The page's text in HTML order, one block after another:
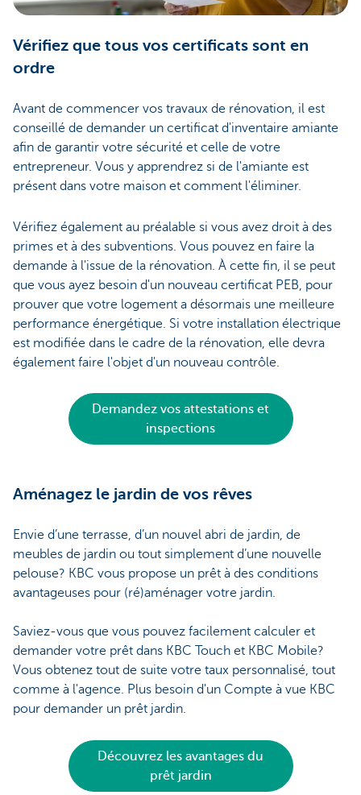
Vérifiez que tous vos certificats sont en
ordre
Avant de commencer vos travaux de rénovation, il est
conseillé de demander un certificat d'inventaire amiante
afin de garantir votre sécurité et celle de votre
entrepreneur. Vous y apprendrez si de l'amiante est
présent dans votre maison et comment l'éliminer.
Vérifiez également au préalable si vous avez droit à des
primes et à des subventions. Vous pouvez en faire la
demande à l'issue de la rénovation. À cette fin, il se peut
que vous ayez besoin d'un nouveau certificat PEB, pour
prouver que votre logement a désormais une meilleure
performance énergétique. Si votre installation électrique
est modifiée dans le cadre de la rénovation, elle devra
également faire l'objet d'un nouveau contrôle.
Demandez vos attestations et
inspections
Aménagez le jardin de vos rêves
Envie d’une terrasse, d’un nouvel abri de jardin, de
meubles de jardin ou tout simplement d’une nouvelle
pelouse? KBC vous propose un prêt à des conditions
avantageuses pour (ré)aménager votre jardin.
Saviez-vous que vous pouvez facilement calculer et
demander votre prêt dans KBC Touch et KBC Mobile?
Vous obtenez tout de suite votre taux personnalisé, tout
comme à l'agence. Plus besoin d'un Compte à vue KBC
pour demander un prêt jardin.
Découvrez les avantages du
prêt jardin